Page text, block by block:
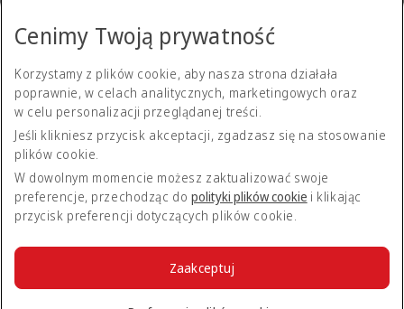
Oświadczenia o ułatwieniach dostępu
Skontaktuj się z nami
Polityka prywatności
Regulamin
Polityka plików cookie
Cyberbezpieczeństwo
Oświadczenie dotyczące przejrzystości w odniesieniu do
ustawy Modern Slavery Act
Mapa strony
Strategia podatkowa 2022 Strategia podatkowa 2022 Opens
an external link in a new tab
© 2026 Grupa Emirates. Wszystkie prawa zastrzeżone.
Cenimy Twoją prywatność
Korzystamy z plików cookie, aby nasza strona działała
poprawnie, w celach analitycznych, marketingowych oraz
w celu personalizacji przeglądanej treści.
Jeśli klikniesz przycisk akceptacji, zgadzasz się na stosowanie
plików cookie.
W dowolnym momencie możesz zaktualizować swoje
preferencje, przechodząc do polityki plików cookie i klikając
przycisk preferencji dotyczących plików cookie.
Zaakceptuj